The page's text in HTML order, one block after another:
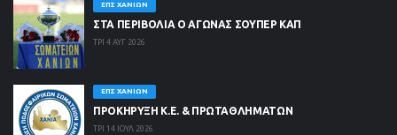
ΕΠΣ ΧΑΝΊΩΝ
ΣΤΑ ΠΕΡΙΒΟΛΙΑ Ο ΑΓΩΝΑΣ ΣΟΥΠΕΡ ΚΑΠ
ΤΡΙ 4 ΑΥΓ 2026
ΕΠΣ ΧΑΝΊΩΝ
ΠΡΟΚΗΡΥΞΗ Κ.Ε. & ΠΡΩΤΑΘΛΗΜΑΤΩΝ
ΤΡΙ 14 ΙΟΥΛ 2026